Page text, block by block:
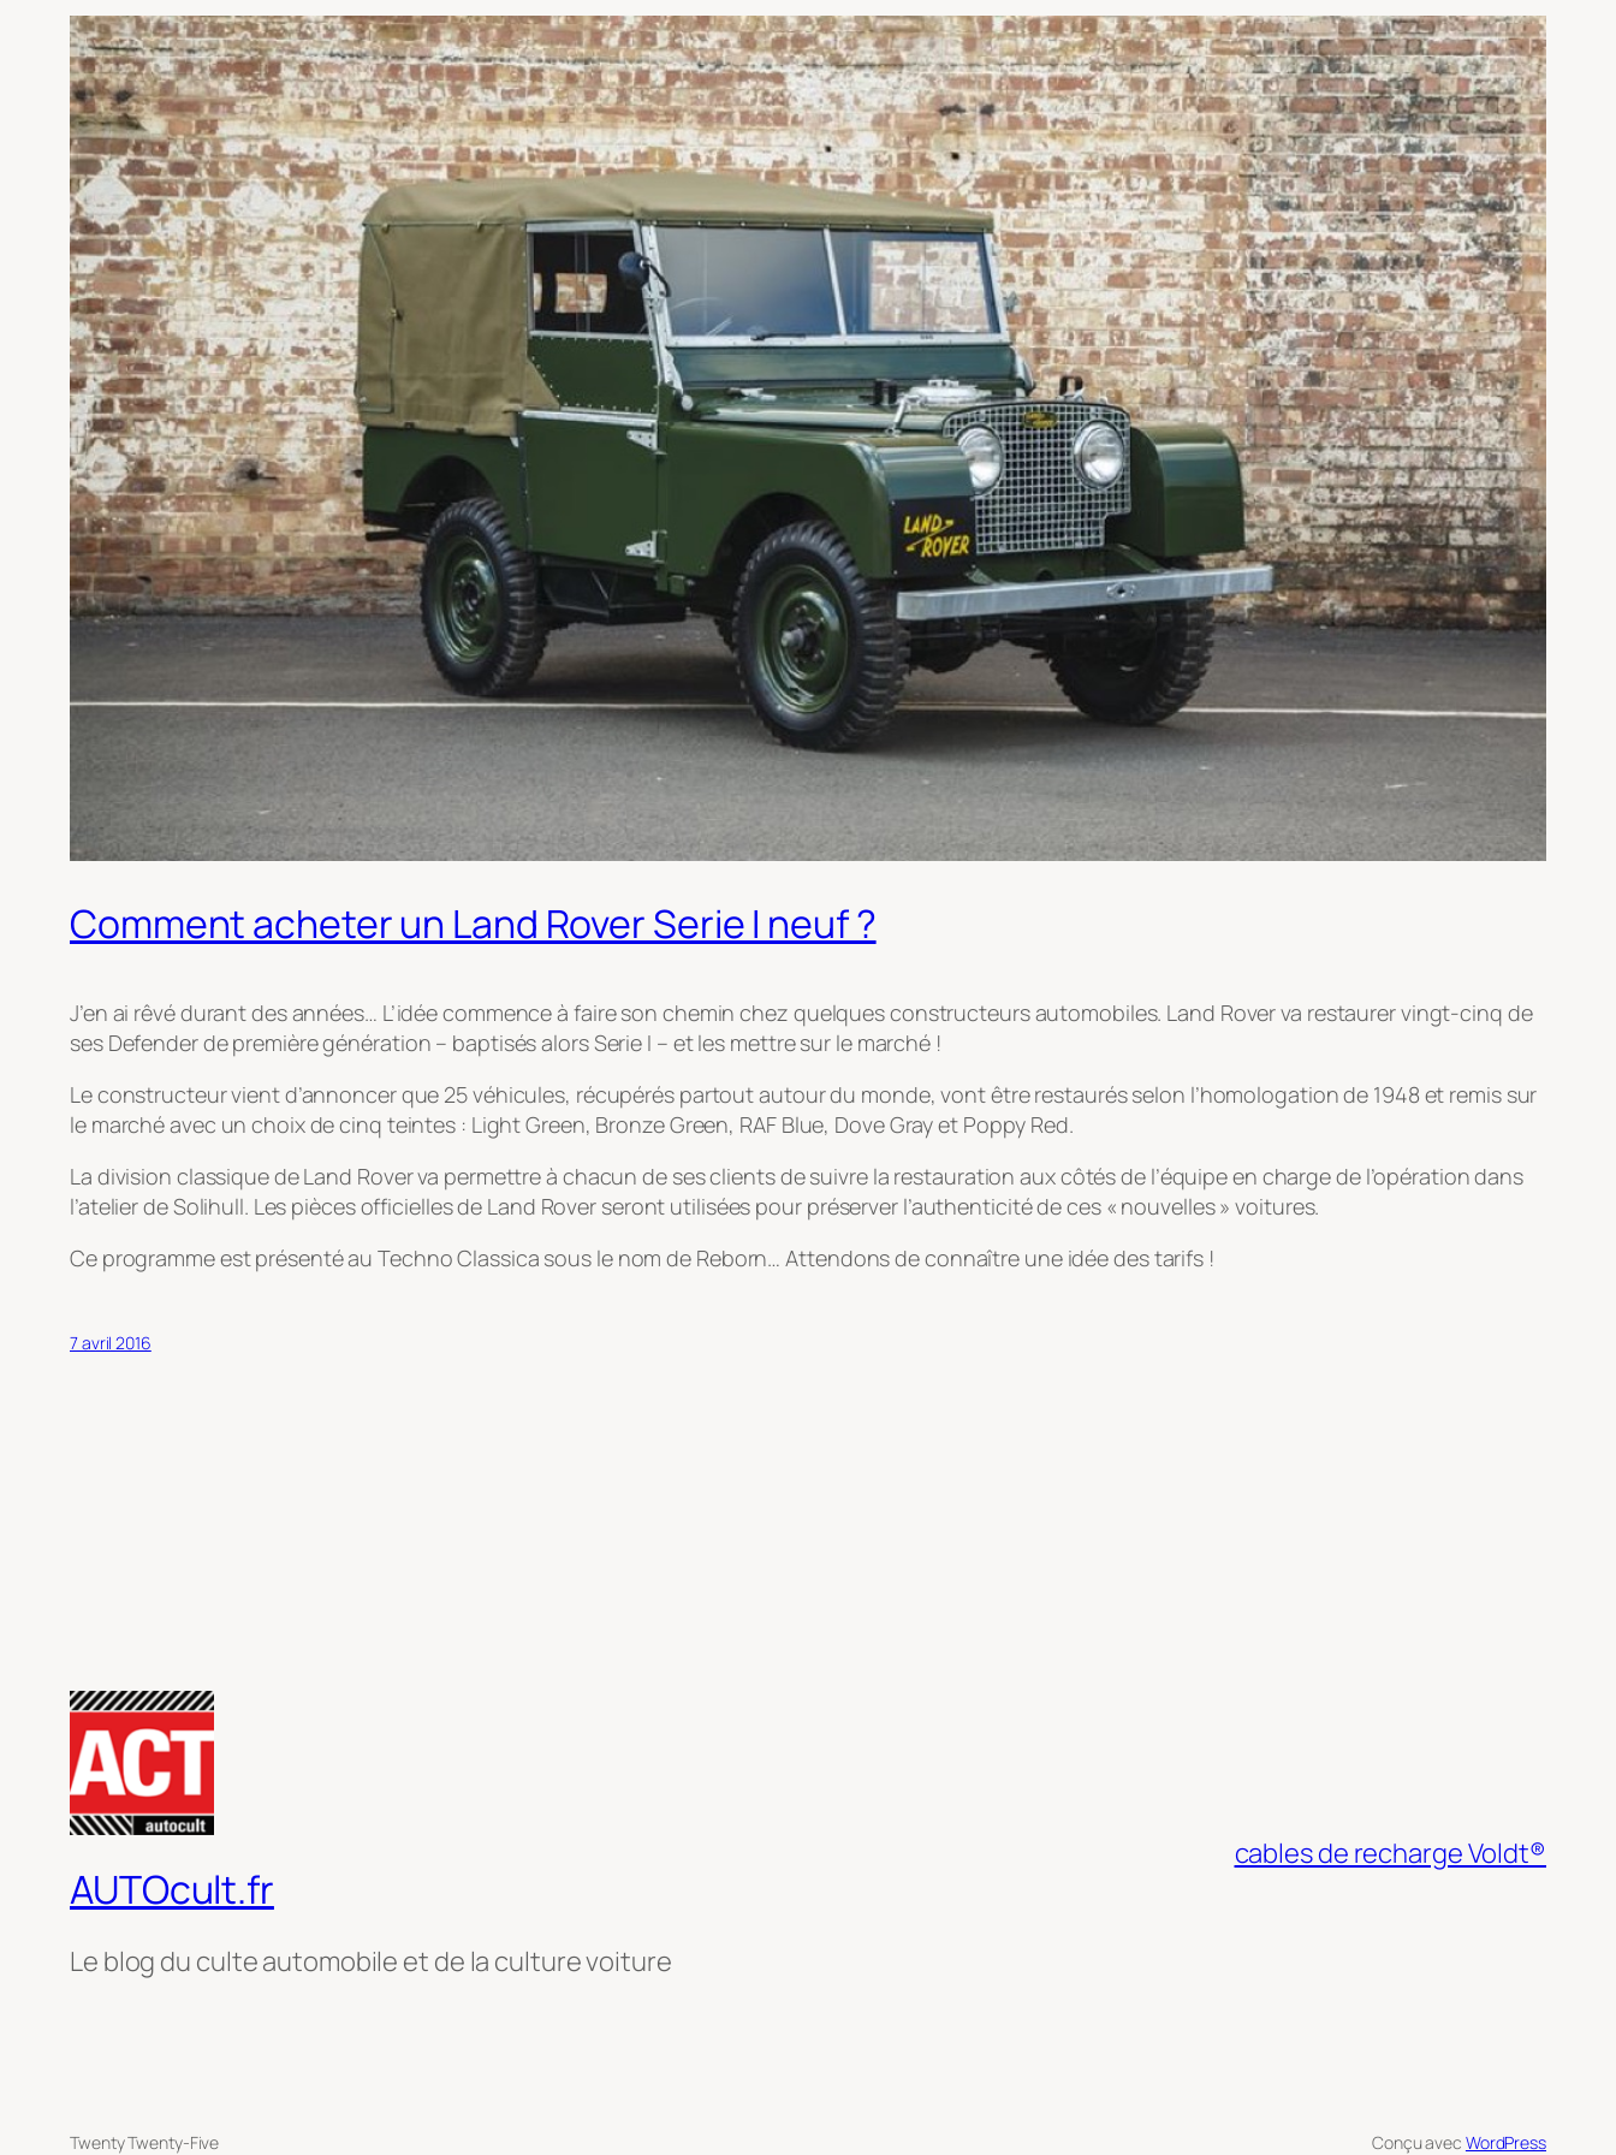
Comment acheter un Land Rover Serie I neuf ?
J’en ai rêvé durant des années… L’idée commence à faire son chemin chez quelques constructeurs automobiles. Land Rover va restaurer vingt-cinq de
ses Defender de première génération – baptisés alors Serie I – et les mettre sur le marché !
Le constructeur vient d’annoncer que 25 véhicules, récupérés partout autour du monde, vont être restaurés selon l’homologation de 1948 et remis sur
le marché avec un choix de cinq teintes : Light Green, Bronze Green, RAF Blue, Dove Gray et Poppy Red.
La division classique de Land Rover va permettre à chacun de ses clients de suivre la restauration aux côtés de l’équipe en charge de l’opération dans
l’atelier de Solihull. Les pièces officielles de Land Rover seront utilisées pour préserver l’authenticité de ces « nouvelles » voitures.
Ce programme est présenté au Techno Classica sous le nom de Reborn… Attendons de connaître une idée des tarifs !
7 avril 2016
AUTOcult.fr
Le blog du culte automobile et de la culture voiture
cables de recharge Voldt®
Twenty Twenty-Five Conçu avec WordPress